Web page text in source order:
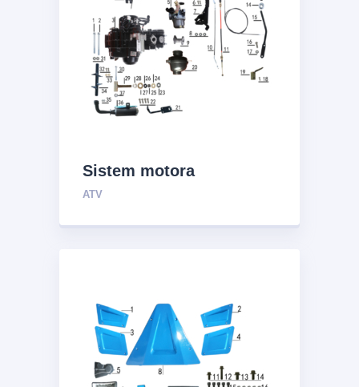
Sistem motora
ATV